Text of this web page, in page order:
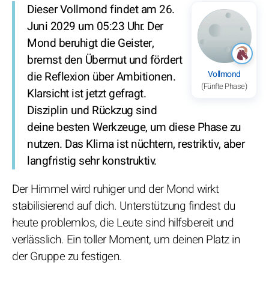
Vollmond
(Fünfte Phase)
Dieser Vollmond findet am 26.
Juni 2029 um 05:23 Uhr. Der
Mond beruhigt die Geister,
bremst den Übermut und fördert
die Reflexion über Ambitionen.
Klarsicht ist jetzt gefragt.
Disziplin und Rückzug sind
deine besten Werkzeuge, um diese Phase zu
nutzen. Das Klima ist nüchtern, restriktiv, aber
langfristig sehr konstruktiv.
Der Himmel wird ruhiger und der Mond wirkt
stabilisierend auf dich. Unterstützung findest du
heute problemlos, die Leute sind hilfsbereit und
verlässlich. Ein toller Moment, um deinen Platz in
der Gruppe zu festigen.